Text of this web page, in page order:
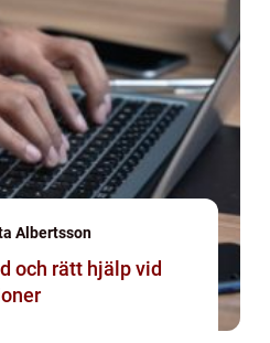
Albertsson
och rätt hjälp vid